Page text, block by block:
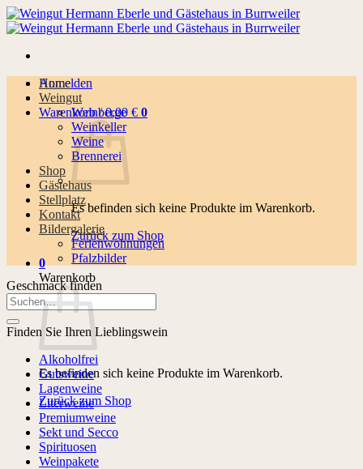
Zum
Inhalt
Anmelden
Warenkorb /0,00 € 0
Es befinden sich keine Produkte im Warenkorb.
Zurück zum Shop
0
Warenkorb
Es befinden sich keine Produkte im Warenkorb.
Zurück zum Shop
Home
Weingut
Weinberge
Weinkeller
Weine
Brennerei
Shop
Gästehaus
Stellplatz
Kontakt
Bildergalerie
Ferienwohnungen
Pfalzbilder
Geschmack finden
Suchen
nach:
Finden Sie Ihren Lieblingswein
Alkoholfrei
Gutsweine
Lagenweine
Literweine
Premiumweine
Sekt und Secco
Spirituosen
Weinpakete